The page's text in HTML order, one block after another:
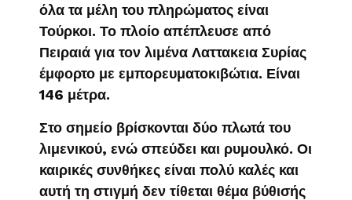
όλα τα μέλη του πληρώματος είναι
Τούρκοι. Το πλοίο απέπλευσε από
Πειραιά για τον λιμένα Λαττακεια Συρίας
έμφορτο με εμπορευματοκιβώτια. Είναι
146 μέτρα.
Στο σημείο βρίσκονται δύο πλωτά του
λιμενικού, ενώ σπεύδει και ρυμουλκό. Οι
καιρικές συνθήκες είναι πολύ καλές και
αυτή τη στιγμή δεν τίθεται θέμα βύθισής